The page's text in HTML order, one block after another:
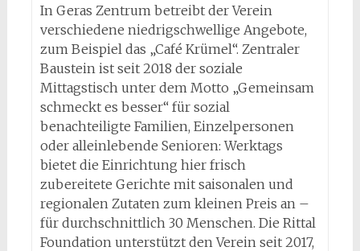
In Geras Zentrum betreibt der Verein
verschiedene niedrigschwellige Angebote,
zum Beispiel das „Café Krümel“. Zentraler
Baustein ist seit 2018 der soziale
Mittagstisch unter dem Motto „Gemeinsam
schmeckt es besser“ für sozial
benachteiligte Familien, Einzelpersonen
oder alleinlebende Senioren: Werktags
bietet die Einrichtung hier frisch
zubereitete Gerichte mit saisonalen und
regionalen Zutaten zum kleinen Preis an –
für durchschnittlich 30 Menschen. Die Rittal
Foundation unterstützt den Verein seit 2017,